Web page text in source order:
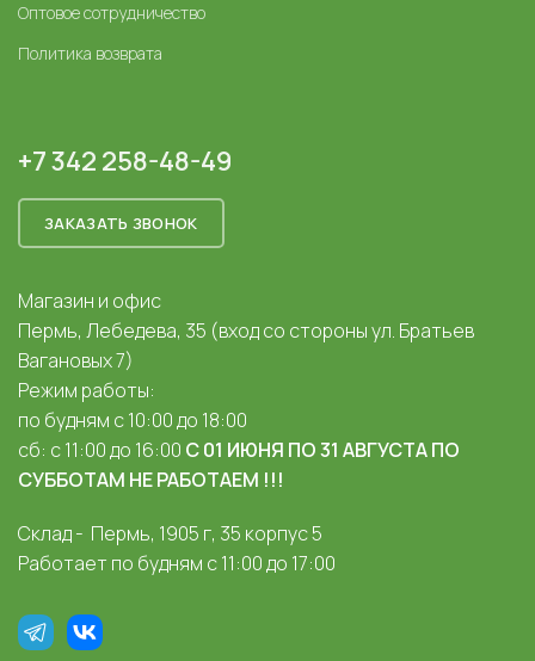
Оптовое сотрудничество
Политика возврата
+7 342 258-48-49
ЗАКАЗАТЬ ЗВОНОК
Магазин и офис
Пермь, Лебедева, 35 (вход со стороны ул. Братьев
Вагановых 7)
Режим работы:
по будням с 10:00 до 18:00
сб: с 11:00 до 16:00 С 01 ИЮНЯ ПО 31 АВГУСТА ПО
СУББОТАМ НЕ РАБОТАЕМ !!!
Склад - Пермь, 1905 г, 35 корпус 5
Работает по будням с 11:00 до 17:00